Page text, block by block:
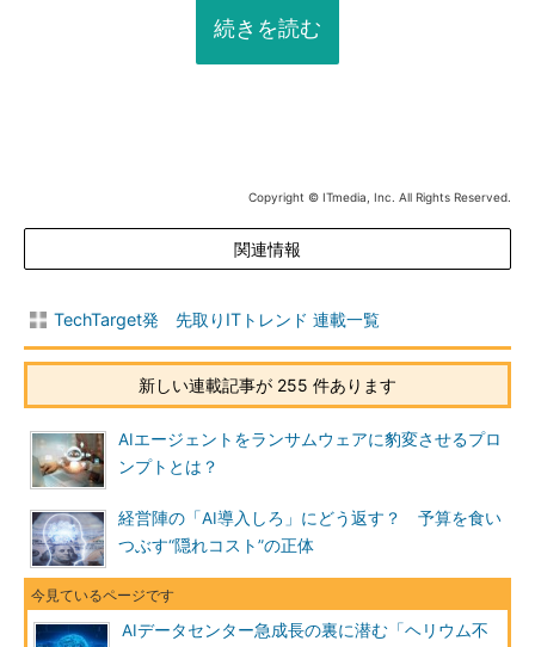
続きを読む
Copyright © ITmedia, Inc. All Rights Reserved.
関連情報
TechTarget発 先取りITトレンド 連載一覧
新しい連載記事が 255 件あります
AIエージェントをランサムウェアに豹変させるプロ
ンプトとは？
経営陣の「AI導入しろ」にどう返す？ 予算を食い
つぶす“隠れコスト”の正体
AIデータセンター急成長の裏に潜む「ヘリウム不